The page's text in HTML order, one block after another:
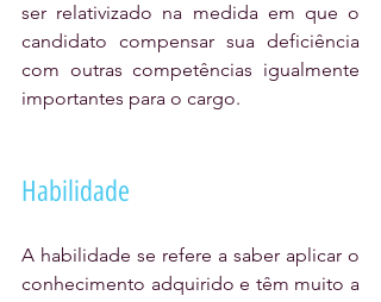
ser relativizado na medida em que o
candidato compensar sua deficiência
com outras competências igualmente
importantes para o cargo.
Habilidade
A habilidade se refere a saber aplicar o
conhecimento adquirido e têm muito a